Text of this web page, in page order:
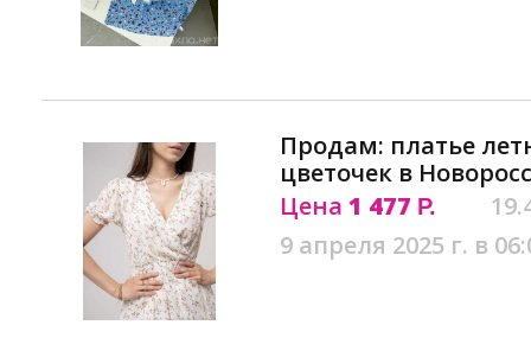
Продам: платье
цветочек в
Цена 1 477 Р.
9 апреля 2025 г. в